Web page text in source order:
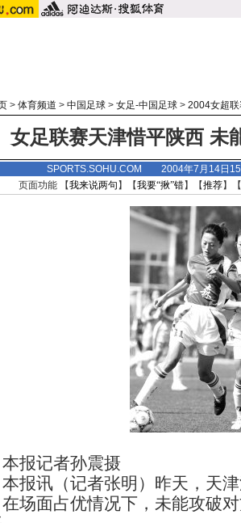
> 体育频道 > 中国足球 > 女足-中国足球 > 2004女超联
女足联赛天津惜平陕西 未
SPORTS.SOHU.COM 2004年7月14日
页面功能 【我来说两句 】【我要“揪”错】【推荐】
记者孙震摄
讯（记者张明）昨天，天津
场面占优情况下，未能攻破